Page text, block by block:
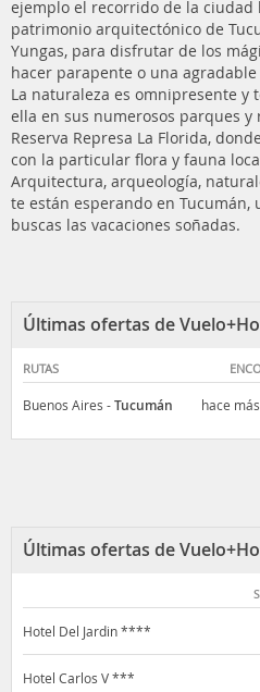
ejemplo el recorrido de la ciudad
patrimonio arquitectónico de
Yungas, para disfrutar de los
hacer parapente o una agradable
La naturaleza es omnipresente y
ella en sus numerosos parques y
Reserva Represa La Florida,
con la particular flora y fauna
Arquitectura, arqueología,
te están esperando en
buscas las vacaciones soñadas.
Últimas ofertas de
RUTAS
Buenos Aires -Tucumán hace
Últimas ofertas de
Hotel Del Jardin ****
Hotel Carlos V ***